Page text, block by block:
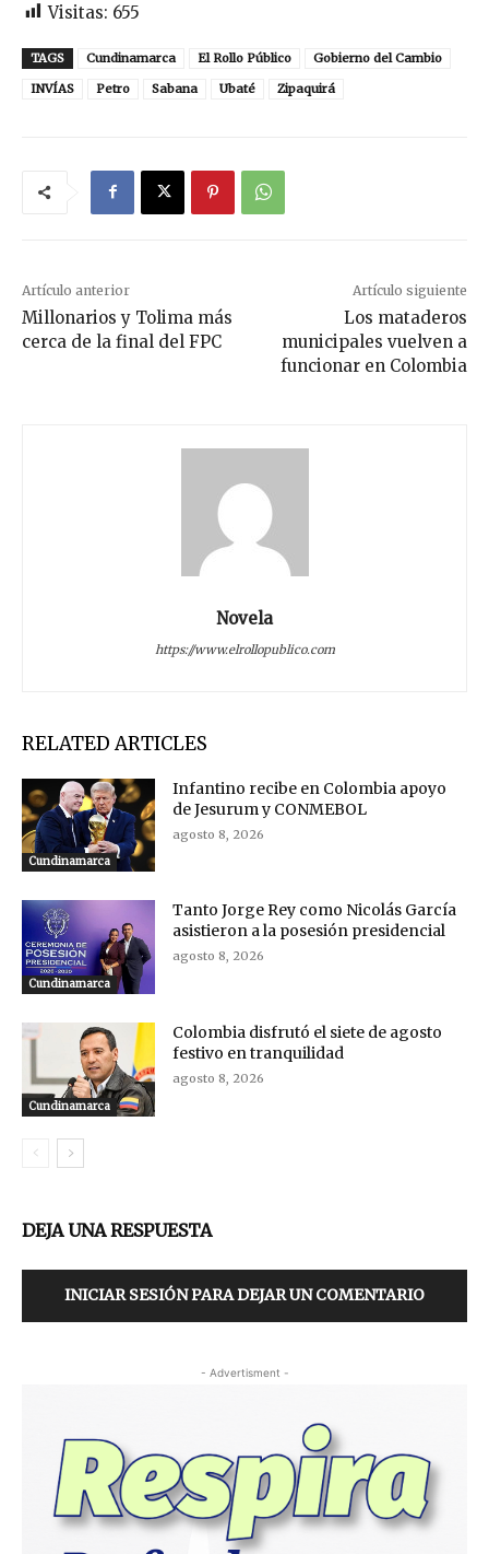
Visitas: 655
TAGS Cundinamarca El Rollo Público
Gobierno del Cambio
INVÍAS
Petro Sabana Ubaté Zipaquirá
Artículo anterior
Millonarios y Tolima más
cerca de la final del FPC
Artículo siguiente
Los mataderos
municipales vuelven a
funcionar en Colombia
Novela
https://www.elrollopublico.com
RELATED ARTICLES
Cundinamarca
Infantino recibe en Colombia apoyo
de Jesurum y CONMEBOL
agosto 8, 2026
Cundinamarca
Tanto Jorge Rey como Nicolás García
asistieron a la posesión presidencial
agosto 8, 2026
Cundinamarca
Colombia disfrutó el siete de agosto
festivo en tranquilidad
agosto 8, 2026
DEJA UNA RESPUESTA
INICIAR SESIÓN PARA DEJAR UN COMENTARIO
- Advertisment -